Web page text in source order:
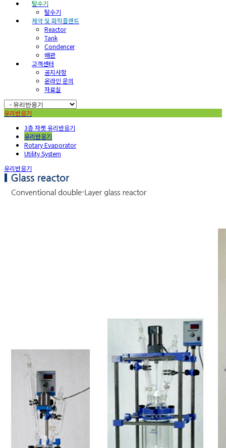
탈수기
탈수기
제약 및 화학플랜트
Reactor
Tank
Condencer
배관
고객센터
공지사항
온라인 문의
자료실
유리반응기
3층 자켓 유리반응기
유리반응기
Rotary Evaporator
Utility System
유리반응기